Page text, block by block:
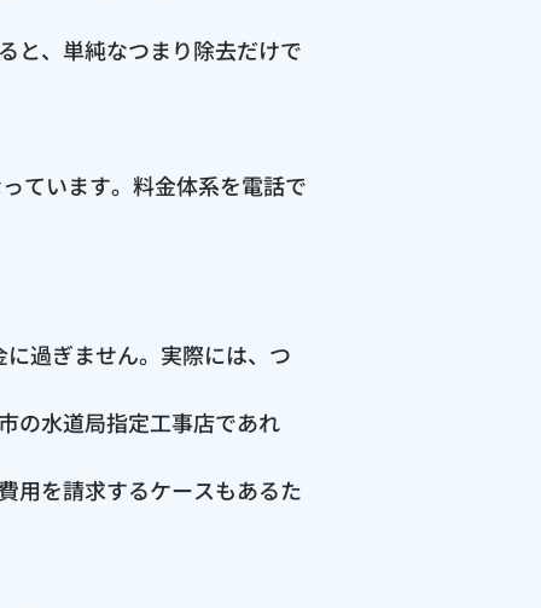
と、単純なつまり除去だけで
ています。料金体系を電話で
過ぎません。実際には、つ
の水道局指定工事店であれ
用を請求するケースもあるた